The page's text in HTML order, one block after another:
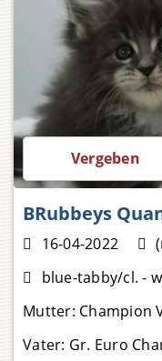
Preis auf Anfrage
Vergeben
BRubbeys
16-04-2022
blue-tabby/cl. -
Mutter: Champion
Vater: Gr. Euro